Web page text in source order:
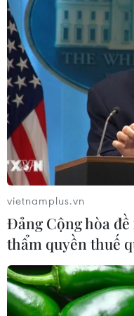
vietnamplus.vn
Đảng Cộng hòa
thẩm quyền thuế